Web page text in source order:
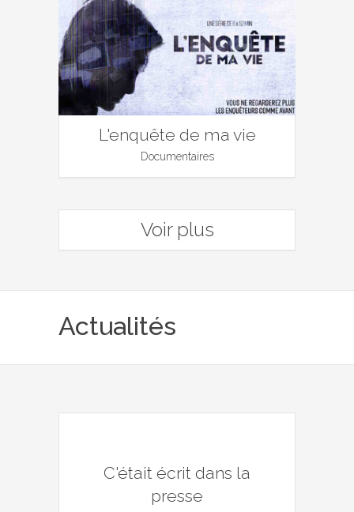
L'enquête de ma vie
Documentaires
Voir plus
Actualités
C'était écrit dans la
presse